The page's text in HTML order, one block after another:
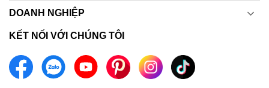
DOANH NGHIỆP
KẾT NỐI VỚI CHÚNG TÔI